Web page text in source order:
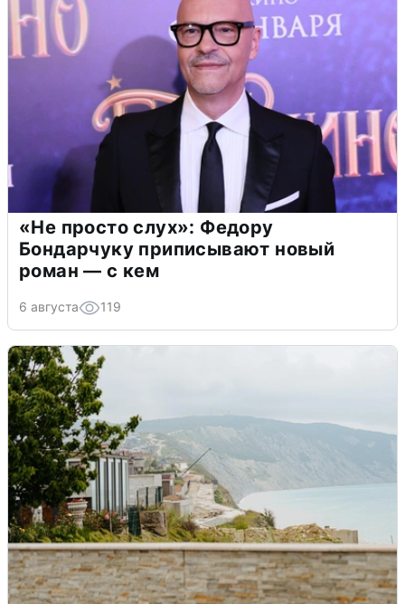
«Не просто слух»: Федору
Бондарчуку приписывают новый
роман — с кем
6 августа 119